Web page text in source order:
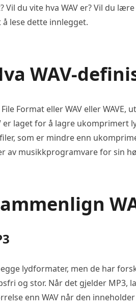
Vil du vite hva WAV er? Vil du
lese dette innlegget.
WAV-
Format eller WAV eller
er laget for å lagre ukomprimert
som er mindre enn
av musikkprogramvare for sin
lydformater, men de har
og stor. Når det gjelder
enn WAV når den